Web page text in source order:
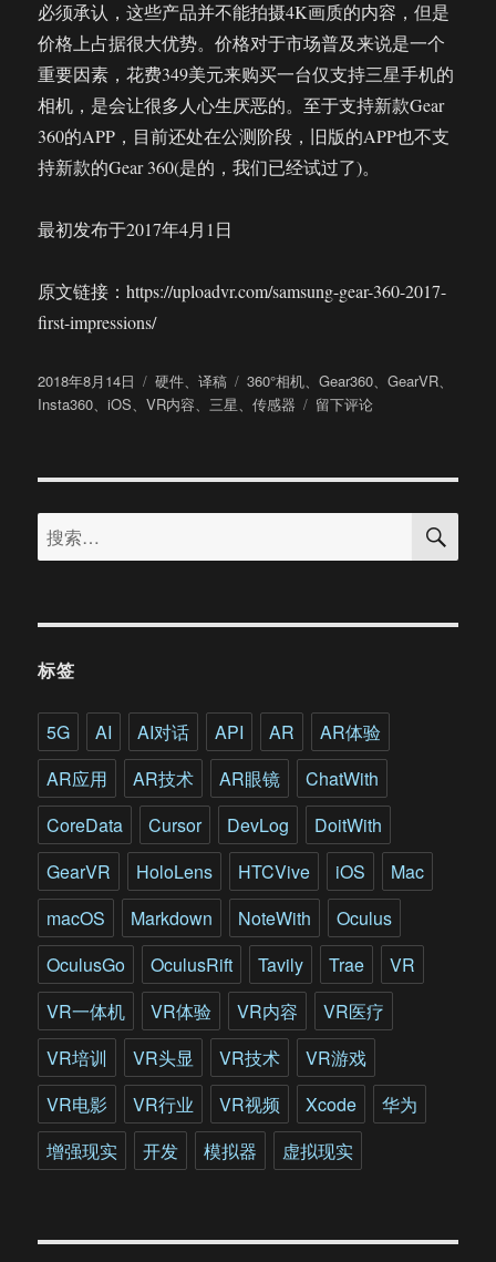
必须承认，这些产品并不能拍摄4K画质的内容，但是
价格上占据很大优势。价格对于市场普及来说是一个
重要因素，花费349美元来购买一台仅支持三星手机的
相机，是会让很多人心生厌恶的。至于支持新款Gear
360的APP，目前还处在公测阶段，旧版的APP也不支
持新款的Gear 360(是的，我们已经试过了)。
最初发布于2017年4月1日
原文链接：https://uploadvr.com/samsung-gear-360-2017-
first-impressions/
发
布
2018年8月14日
分
类
硬件、译稿
标
签
360°相机、Gear360、GearVR、
Insta360、iOS、VR内容、三星、传感器
于
三
Gear
相
内
容
需
要
先
上
量?
留下评论
搜
索：
搜
标签
5G AI AI对话 API AR
AR体验
AR应用
AR技术 AR眼镜
ChatWith
CoreData
Cursor DevLog
DoitWith
GearVR
HoloLens HTCVive iOS
Mac
macOS
Markdown NoteWith
Oculus
OculusGo
OculusRift Tavily Trae
VR
VR一体机
VR体验 VR内容
VR医疗
VR培训
VR头显 VR技术
VR游戏
VR电影
VR行业 VR视频 Xcode
华为
增强现实
开发 模拟器 虚拟现实